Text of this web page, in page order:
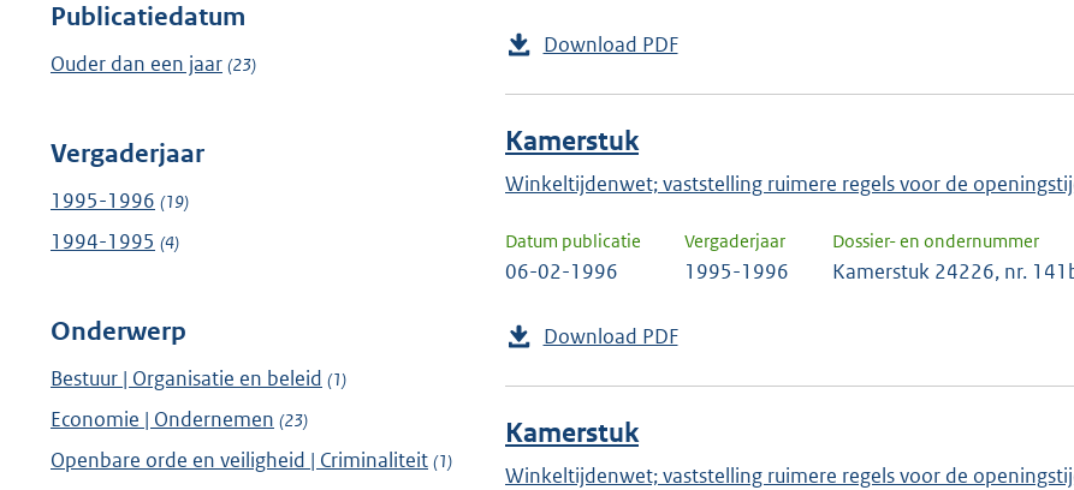
Publicatiedatum
Ouder dan een jaar (23)
Vergaderjaar
1995-1996 (19)
1994-1995 (4)
Onderwerp
Bestuur | Organisatie en beleid (1)
Economie | Ondernemen (23)
Openbare orde en veiligheid | Criminaliteit (1)
Download PDF
Kamerstuk
Winkeltijdenwet; vaststelling ruimere regels voor de
Datum publicatie
06-02-1996
Vergaderjaar
1995-1996
Dossier- en ondernummer
Kamerstuk 24226, nr.
Download PDF
Kamerstuk
Winkeltijdenwet; vaststelling ruimere regels voor de